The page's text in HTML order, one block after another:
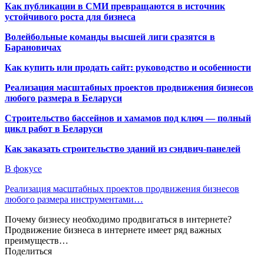
Как публикации в СМИ превращаются в источник
устойчивого роста для бизнеса
Волейбольные команды высшей лиги сразятся в
Барановичах
Как купить или продать сайт: руководство и особенности
Реализация масштабных проектов продвижения бизнесов
любого размера в Беларуси
Строительство бассейнов и хамамов под ключ — полный
цикл работ в Беларуси
Как заказать строительство зданий из сэндвич-панелей
В фокусе
Реализация масштабных проектов продвижения бизнесов
любого размера инструментами…
Почему бизнесу необходимо продвигаться в интернете?
Продвижение бизнеса в интернете имеет ряд важных
преимуществ…
Поделиться